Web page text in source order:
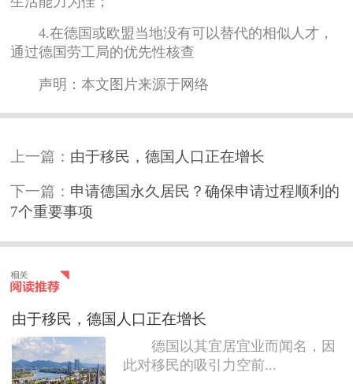
4.在德国或欧盟当地没有可以替代的相似人才，
通过德国劳工局的优先性核查
声明：本文图片来源于网络
上一篇： 由于移民，德国人口正在增长
下一篇： 申请德国永久居民？确保申请过程顺利的
7个重要事项
由于移民，德国人口正在增长
德国以其宜居宜业而闻名，因
此对移民的吸引力空前...